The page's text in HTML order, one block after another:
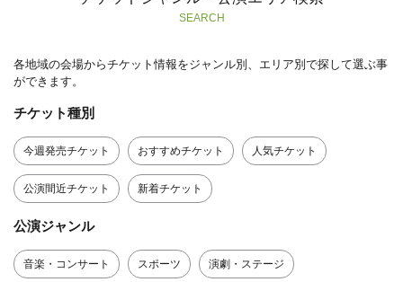
SEARCH
各地域の会場からチケット情報をジャンル別、エリア別で探して選ぶ事
ができます。
チケット種別
今週発売チケット おすすめチケット 人気チケット
公演間近チケット 新着チケット
公演ジャンル
音楽・コンサート スポーツ 演劇・ステージ